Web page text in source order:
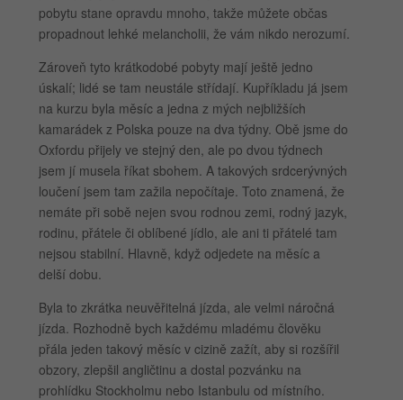
pobytu stane opravdu mnoho, takže můžete občas
propadnout lehké melancholii, že vám nikdo nerozumí.
Zároveň tyto krátkodobé pobyty mají ještě jedno
úskalí; lidé se tam neustále střídají. Kupříkladu já jsem
na kurzu byla měsíc a jedna z mých nejbližších
kamarádek z Polska pouze na dva týdny. Obě jsme do
Oxfordu přijely ve stejný den, ale po dvou týdnech
jsem jí musela říkat sbohem. A takových srdcerývných
loučení jsem tam zažila nepočítaje. Toto znamená, že
nemáte při sobě nejen svou rodnou zemi, rodný jazyk,
rodinu, přátele či oblíbené jídlo, ale ani ti přátelé tam
nejsou stabilní. Hlavně, když odjedete na měsíc a
delší dobu.
Byla to zkrátka neuvěřitelná jízda, ale velmi náročná
jízda. Rozhodně bych každému mladému člověku
přála jeden takový měsíc v cizině zažít, aby si rozšířil
obzory, zlepšil angličtinu a dostal pozvánku na
prohlídku Stockholmu nebo Istanbulu od místního.